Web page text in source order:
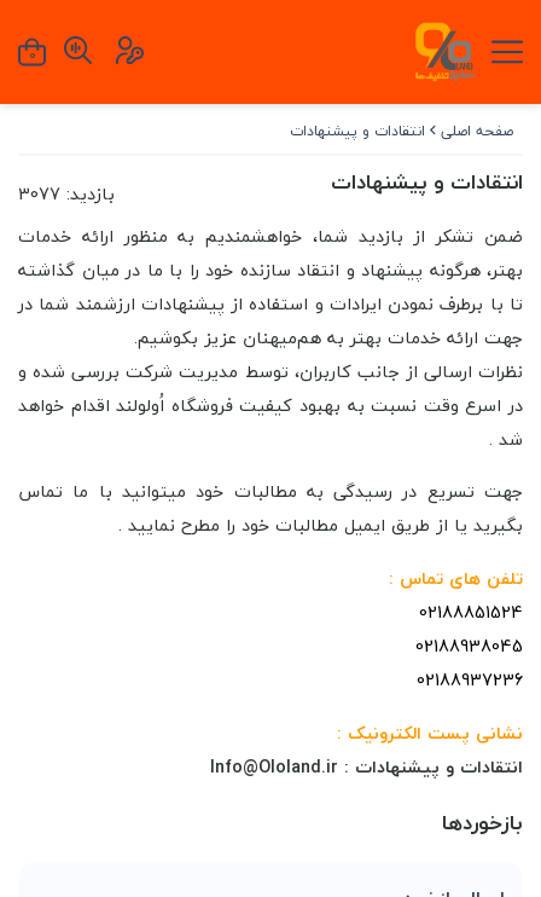
صفحه اصلی انتقادات و پیشنهادات
انتقادات و پیشنهادات
بازدید: 3077
ضمن تشکر از بازدید شما، خواهشمندیم به منظور ارائه خدمات
بهتر، هرگونه پیشنهاد و انتقاد سازنده خود را با ما در میان گذاشته
تا با برطرف نمودن ایرادات و استفاده از پیشنهادات ارزشمند شما در
جهت ارائه خدمات بهتر به هم‌میهنان عزیز بکوشیم.
نظرات ارسالی از جانب کاربران، توسط مدیریت شرکت بررسی شده و
در اسرع وقت نسبت به بهبود کیفیت فروشگاه اُولولند اقدام خواهد
شد .
جهت تسریع در رسیدگی به مطالبات خود میتوانید با ما تماس
بگیرید یا از طریق ایمیل مطالبات خود را مطرح نمایید .
تلفن های تماس :
02188851524
02188938045
02188937236
نشانی پست الکترونیک :
انتقادات و پیشنهادات : Info@Ololand.ir
بازخوردها
0